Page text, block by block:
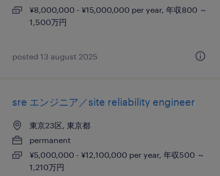
¥8,000,000 - ¥15,000,000 per year, 年収800 ～
1,500万円
posted 13 august 2025
sre エンジニア／site reliability engineer
東京23区, 東京都
permanent
¥5,000,000 - ¥12,100,000 per year, 年収500 ～
1,210万円